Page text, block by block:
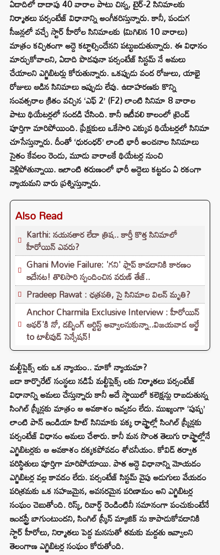
ఏడాదిలో దాదాపు 40 వారాల పాటు చిన్న, టైర్-2 సినిమాలకు
నిర్మాతలు పర్సంటేజ్ విధానాన్ని అంగీకరిస్తున్నారు. కానీ, పండుగ
సీజన్లలో వచ్చే స్టార్ హీరోల సినిమాలకు (మిగిలిన 10 వారాలు)
మాత్రం కచ్చితంగా అద్దె కట్టాల్సిందేనని పట్టుబడుతున్నారు. ఈ విధానం
మార్చుకోవాలని, ఏడాది పొడవునా పర్సంటేజ్ సిస్టమ్ నే అమలు
చేయాలని ఎగ్జిబిటర్లు కోరుతున్నారు. ఒకప్పుడు వంద రోజులు, యాభై
రోజులు ఆడిన సినిమాలు ఇప్పుడు లేవు. ఉదాహరణకు కొన్ని
సంవత్సరాల క్రితం వచ్చిన ‘ఎఫ్ 2’ (F2) లాంటి సినిమా 8 వారాల
పాటు థియేటర్లలో సందడి చేసింది. కానీ ఇటీవలి కాలంలో ట్రెండ్
పూర్తిగా మారిపోయింది. ప్రేక్షకులు ఒకేసారి ఎక్కువ థియేటర్లలో సినిమా
చూసేస్తున్నారు. దీంతో ‘ధురంధర్’ లాంటి భారీ అంచనాల సినిమాలు
సైతం కేవలం రెండు, మూడు వారాలకే థియేటర్ల నుంచి
వెళ్లిపోతున్నాయి. ఇలాంటి తరుణంలో భారీ అద్దెలు కట్టడం ఏ రకంగా
న్యాయమని వారు ప్రశ్నిస్తున్నారు.
Also Read
Karthi: నయనతార లేదా త్రిష.. కార్తీ కొత్త సినిమాలో
హీరోయిన్ ఎవరు?
Ghani Movie Failure: 'గని' ఫ్లాప్‌ కావడానికి కారణం
ఇదేనట! తొలిసారి స్పందించిన వరుణ్ తేజ్..
Pradeep Rawat : ఛత్రపతి, సై సినిమాల విలన్ మృతి?
Anchor Charmila Exclusive Interview : హీరోయిన్
ఆఫర్'కి నో, డబ్బింగ్ ఆర్టిస్ట్ అవ్వాలనుకున్నా..విజయవాడ ఆర్జే
to టాలీవుడ్ సెన్సేషన్!
మల్టీప్లెక్స్ లకు ఒక న్యాయం.. మాకో న్యాయమా?
బడా కార్పొరేట్ సంస్థలు నడిపే మల్టీప్లెక్స్ లకు నిర్మాతలు పర్సంటేజ్
విధానాన్ని అమలు చేస్తున్నారు కానీ అదే స్థాయిలో కలెక్షన్లు రాబడుతున్న
సింగిల్ స్క్రీన్లకు మాత్రం ఆ అవకాశం ఇవ్వడం లేదు. ముఖ్యంగా ‘పుష్ప’
లాంటి పాన్ ఇండియా హిట్ సినిమాకు పక్క రాష్ట్రాల్లో సింగిల్ స్క్రీన్లకు
పర్సంటేజ్ విధానం అమలు చేశారు. కానీ మన సొంత తెలుగు రాష్ట్రాల్లోనే
ఎగ్జిబిటర్లకు ఆ అవకాశం దక్కకపోవడం శోచనీయం. కోవిడ్ తర్వాత
పరిస్థితులు పూర్తిగా మారిపోయాయి. పాత అద్దె విధానాన్ని మోయడం
ఎగ్జిబిటర్ల వల్ల కావడం లేదు. పర్సంటేజ్ సిస్టమ్ వైపు అడుగులు వేయడం
పరిశ్రమకు ఒక సహజమైన, అవసరమైన పరిణామం అని ఎగ్జిబిటర్ల
సంఘం చెబుతోంది. రిస్క్, రివార్డ్ రెండింటినీ సమానంగా పంచుకుంటేనే
ఇండస్ట్రీ బాగుంటుందని, సింగిల్ స్క్రీన్ మ్యాజిక్ ను కాపాడుకోవడానికి
స్టార్ హీరోలు, నిర్మాతలు పెద్ద మనసుతో తమకు మద్దతు ఇవ్వాలని
తెలంగాణ ఎగ్జిబిటర్ల సంఘం కోరుతోంది.